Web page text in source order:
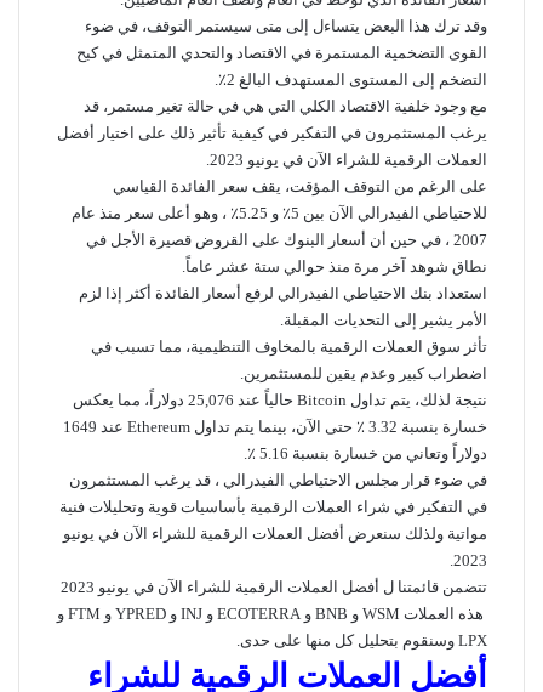
وقد ترك هذا البعض يتساءل إلى متى سيستمر التوقف، في ضوء
القوى التضخمية المستمرة في الاقتصاد والتحدي المتمثل في كبح
التضخم إلى المستوى المستهدف البالغ 2٪.
مع وجود خلفية الاقتصاد الكلي التي هي في حالة تغير مستمر، قد
يرغب المستثمرون في التفكير في كيفية تأثير ذلك على اختيار أفضل
العملات الرقمية للشراء الآن في يونيو 2023.
على الرغم من التوقف المؤقت، يقف سعر الفائدة القياسي
للاحتياطي الفيدرالي الآن بين 5٪ و 5.25٪ ، وهو أعلى سعر منذ عام
2007 ، في حين أن أسعار البنوك على القروض قصيرة الأجل في
نطاق شوهد آخر مرة منذ حوالي ستة عشر عاماً.
استعداد بنك الاحتياطي الفيدرالي لرفع أسعار الفائدة أكثر إذا لزم
الأمر يشير إلى التحديات المقبلة.
تأثر سوق العملات الرقمية بالمخاوف التنظيمية، مما تسبب في
اضطراب كبير وعدم يقين للمستثمرين.
نتيجة لذلك، يتم تداول Bitcoin حالياً عند 25,076 دولاراً، مما يعكس
خسارة بنسبة 3.32 ٪ حتى الآن، بينما يتم تداول Ethereum عند 1649
دولاراً وتعاني من خسارة بنسبة 5.16 ٪.
في ضوء قرار مجلس الاحتياطي الفيدرالي ، قد يرغب المستثمرون
في التفكير في شراء العملات الرقمية بأساسيات قوية وتحليلات فنية
مواتية ولذلك سنعرض أفضل العملات الرقمية للشراء الآن في يونيو
2023.
تتضمن قائمتنا ل أفضل العملات الرقمية للشراء الآن في يونيو 2023
هذه العملات WSM و BNB و ECOTERRA و INJ و YPRED و FTM و
LPX وسنقوم بتحليل كل منها على حدى.
أفضل العملات الرقمية للشراء